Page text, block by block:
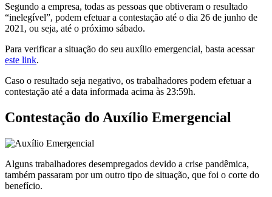
Segundo a empresa, todas as pessoas que obtiveram o resultado
“inelegível”, podem efetuar a contestação até o dia 26 de junho de
2021, ou seja, até o próximo sábado.
Para verificar a situação do seu auxílio emergencial, basta acessar
este link.
Caso o resultado seja negativo, os trabalhadores podem efetuar a
contestação até a data informada acima às 23:59h.
Contestação do Auxílio Emergencial
Alguns trabalhadores desempregados devido a crise pandêmica,
também passaram por um outro tipo de situação, que foi o corte do
benefício.